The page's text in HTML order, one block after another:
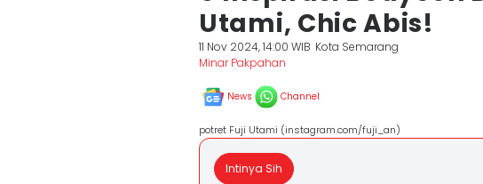
Utami, Chic Abis!
11 Nov 2024, 14:00 WIB Kota Semarang
Minar Pakpahan
News Channel
potret Fuji Utami (instagram.com/fuji_an)
Intinya Sih